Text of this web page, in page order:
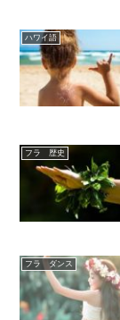
ハワイ語
フラ 歴史
フラ ダンス